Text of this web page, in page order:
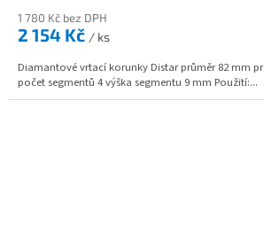
1 780 Kč bez DPH
2 154 Kč / ks
Diamantové vrtací korunky Distar průměr 82 mm
počet segmentů 4 výška segmentu 9 mm Použití:...